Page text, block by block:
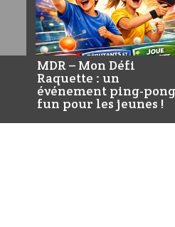
MDR – Mon Défi
Raquette : un
événement ping-pong
fun pour les jeunes !